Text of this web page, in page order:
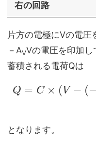
右の回路
片方の電極にVの電圧
－AVVの電圧を印加
蓄積される電荷Qは
Q = C × (V − (
となります。